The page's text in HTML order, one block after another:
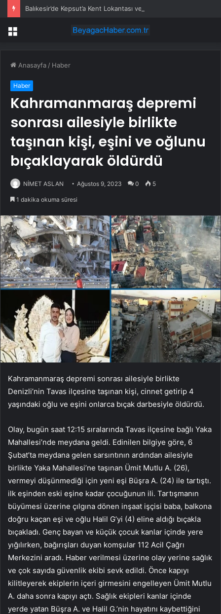
Balıkesir’de Kepsut’a Kent Lokantası ve altyapı desteği
Menü
Anasayfa / Haber
Haber
Kahramanmaraş depremi
sonrası ailesiyle birlikte
taşınan kişi, eşini ve oğlunu
bıçaklayarak öldürdü
NİMET ASLAN Ağustos 9, 2023 0 5
1 dakika okuma süresi
Kahramanmaraş depremi sonrası ailesiyle birlikte
Denizli’nin Tavas ilçesine taşınan kişi, cinnet getirip 4
yaşındaki oğlu ve eşini onlarca bıçak darbesiyle öldürdü.
Olay, bugün saat 12:15 sıralarında Tavas ilçesine bağlı Yaka
Mahallesi’nde meydana geldi. Edinilen bilgiye göre, 6
Şubat’ta meydana gelen sarsıntının ardından ailesiyle
birlikte Yaka Mahallesi’ne taşınan Ümit Mutlu A. (26),
vermeyi düşünmediği için yeni eşi Büşra A. (24) ile tartıştı.
ilk eşinden eski eşine kadar çocuğunun ili. Tartışmanın
büyümesi üzerine çılgına dönen inşaat işçisi baba, balkona
doğru kaçan eşi ve oğlu Halil G’yi (4) eline aldığı bıçakla
bıçakladı. Genç bayan ve küçük çocuk kanlar içinde yere
yığılırken, bağırışları duyan komşular 112 Acil Çağrı
Merkezini aradı. Haber verilmesi üzerine olay yerine sağlık
ve çok sayıda güvenlik ekibi sevk edildi. Önce kapıyı
kilitleyerek ekiplerin içeri girmesini engelleyen Ümit Mutlu
A. daha sonra kapıyı açtı. Sağlık ekipleri kanlar içinde
yerde yatan Büşra A. ve Halil G.’nin hayatını kaybettiğini